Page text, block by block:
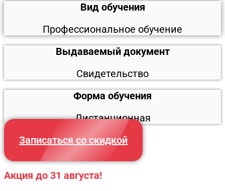
Вид обучения
Профессиональное обучение
Выдаваемый документ
Свидетельство
Форма обучения
Дистанционная
Записаться со скидкой
Акция до 31 августа!